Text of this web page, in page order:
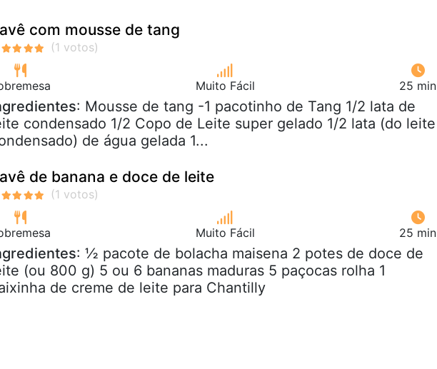
com mousse de tang
Muito Fácil 25 min
: Mousse de tang -1 pacotinho de Tang 1/2 lata de
condensado 1/2 Copo de Leite super gelado 1/2 lata (do leite
de água gelada 1...
de banana e doce de leite
Muito Fácil 25 min
: ½ pacote de bolacha maisena 2 potes de doce de
(ou 800 g) 5 ou 6 bananas maduras 5 paçocas rolha 1
de creme de leite para Chantilly